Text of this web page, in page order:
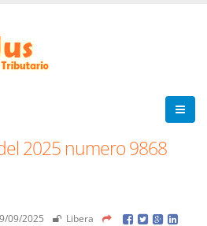
2025 numero 9868
09/2025 Libera